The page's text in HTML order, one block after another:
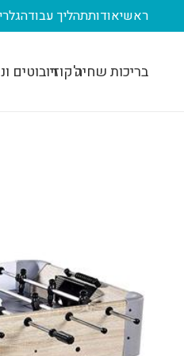
ראשיאודותתהליך עבודה
בריכות שחיהג'קוזירובוטים